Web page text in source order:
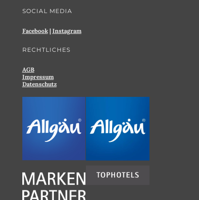
SOCIAL MEDIA
Facebook| Instagram
RECHTLICHES
AGB
Impressum
Datenschutz